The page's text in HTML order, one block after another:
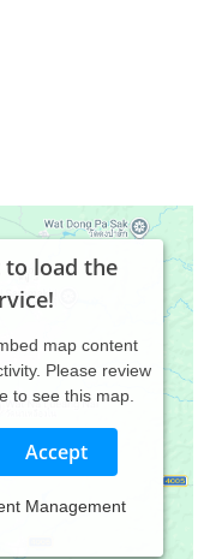
to load the
map content
Please review
to see this map.
Accept
Management